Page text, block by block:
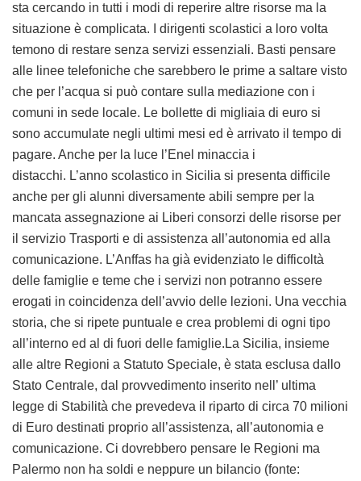
sta cercando in tutti i modi di reperire altre risorse ma la
situazione è complicata. I dirigenti scolastici a loro volta
temono di restare senza servizi essenziali. Basti pensare
alle linee telefoniche che sarebbero le prime a saltare visto
che per l’acqua si può contare sulla mediazione con i
comuni in sede locale. Le bollette di migliaia di euro si
sono accumulate negli ultimi mesi ed è arrivato il tempo di
pagare. Anche per la luce l’Enel minaccia i
distacchi. L’anno scolastico in Sicilia si presenta difficile
anche per gli alunni diversamente abili sempre per la
mancata assegnazione ai Liberi consorzi delle risorse per
il servizio Trasporti e di assistenza all’autonomia ed alla
comunicazione. L’Anffas ha già evidenziato le difficoltà
delle famiglie e teme che i servizi non potranno essere
erogati in coincidenza dell’avvio delle lezioni. Una vecchia
storia, che si ripete puntuale e crea problemi di ogni tipo
all’interno ed al di fuori delle famiglie.La Sicilia, insieme
alle altre Regioni a Statuto Speciale, è stata esclusa dallo
Stato Centrale, dal provvedimento inserito nell’ ultima
legge di Stabilità che prevedeva il riparto di circa 70 milioni
di Euro destinati proprio all’assistenza, all’autonomia e
comunicazione. Ci dovrebbero pensare le Regioni ma
Palermo non ha soldi e neppure un bilancio (fonte: